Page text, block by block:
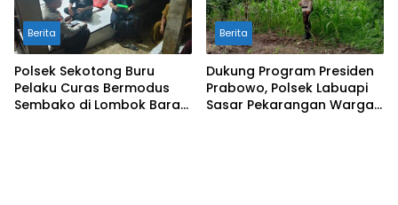
Berita
Polsek Sekotong Buru
Pelaku Curas Bermodus
Sembako di Lombok Barat,
Berita
Dukung Program Presiden
Prabowo, Polsek Labuapi
Sasar Pekarangan Warga